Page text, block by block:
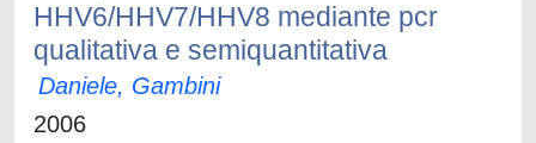
HHV6/HHV7/HHV8 mediante pcr
qualitativa e semiquantitativa
Daniele, Gambini
2006